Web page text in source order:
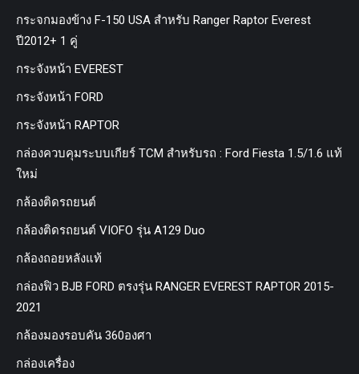
กระจกมองข้าง F-150 USA สำหรับ Ranger Raptor Everest
ปี2012+ 1 คู่
กระจังหน้า EVEREST
กระจังหน้า FORD
กระจังหน้า RAPTOR
กล่องควบคุมระบบเกียร์ TCM สำหรับรถ : Ford Fiesta 1.5/1.6 แท้
ใหม่
กล้องติดรถยนต์
กล้องติดรถยนต์ VIOFO รุ่น A129 Duo
กล้องถอยหลังแท้
กล่องฟิว BJB FORD ตรงรุ่น RANGER EVEREST RAPTOR 2015-
2021
กล้องมองรอบคัน 360องศา
กล่องเครื่อง